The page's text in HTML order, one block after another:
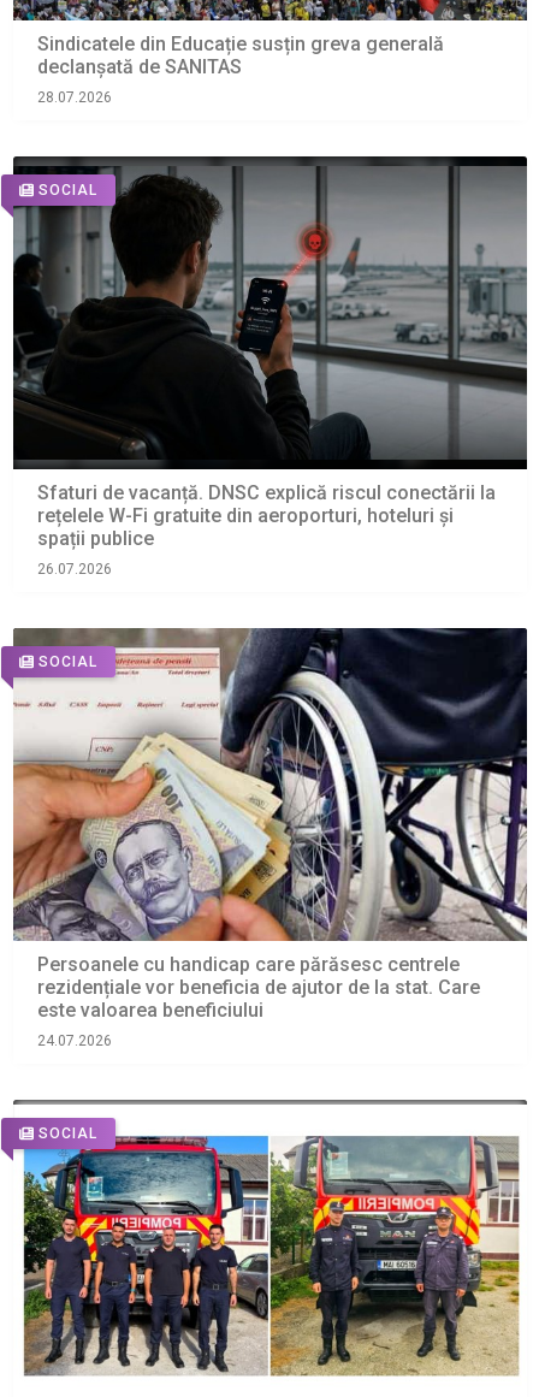
Sindicatele din Educație susțin greva generală
declanșată de SANITAS
28.07.2026
SOCIAL
Sfaturi de vacanță. DNSC explică riscul conectării la
rețelele W-Fi gratuite din aeroporturi, hoteluri și
spații publice
26.07.2026
SOCIAL
Persoanele cu handicap care părăsesc centrele
rezidențiale vor beneficia de ajutor de la stat. Care
este valoarea beneficiului
24.07.2026
SOCIAL